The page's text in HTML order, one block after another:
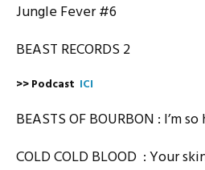
Jungle Fever #6
BEAST RECORDS 2
>> Podcast ICI
BEASTS OF BOURBON : I’m
COLD COLD BLOOD : Your